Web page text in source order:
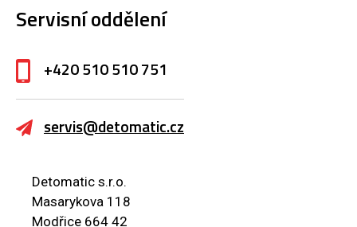
Servisní oddělení
+420 510 510 751
servis@detomatic.cz
Detomatic s.r.o.
Masarykova 118
Modřice 664 42